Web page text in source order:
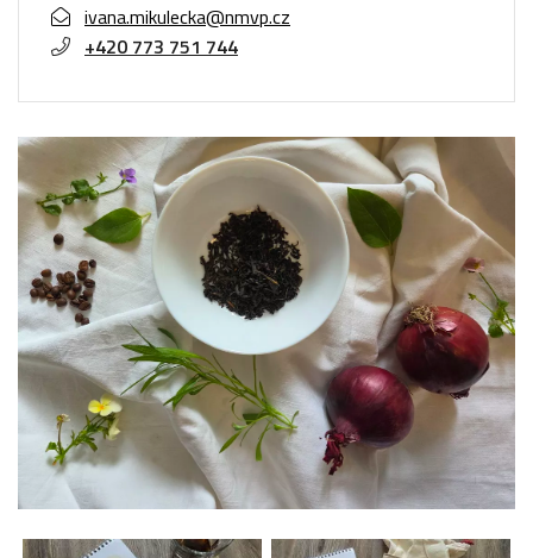
ivana.mikulecka@nmvp.cz
+420 773 751 744